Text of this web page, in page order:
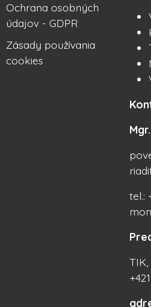
Ochrana osobných
údajov - GDPR
Zásady používania
cookies
tel.:
TIK,